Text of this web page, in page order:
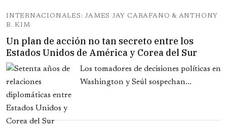
INTERNACIONALES: JAMES JAY CARAFANO & ANTHONY
B. KIM
Un plan de acción no tan secreto entre los
Estados Unidos de América y Corea del Sur
Los tomadores de decisiones políticas en
Washington y Seúl sospechan...